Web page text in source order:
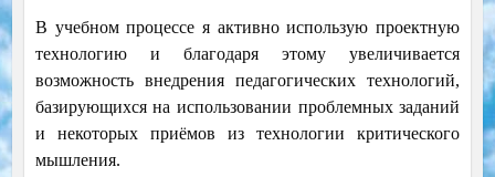
В учебном процессе я активно использую проектную
технологию и благодаря этому увеличивается
возможность внедрения педагогических технологий,
базирующихся на использовании проблемных заданий
и некоторых приёмов из технологии критического
мышления.